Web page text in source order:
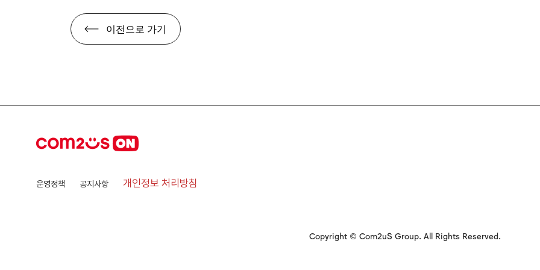
이전으로 가기
운영정책 공지사항 개인정보 처리방침
Copyright © Com2uS Group. All Rights Reserved.